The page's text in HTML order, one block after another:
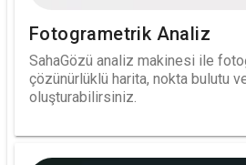
Fotogrametrik Analiz
SahaGözü analiz makinesi ile
çözünürlüklü harita, nokta bulutu
oluşturabilirsiniz.